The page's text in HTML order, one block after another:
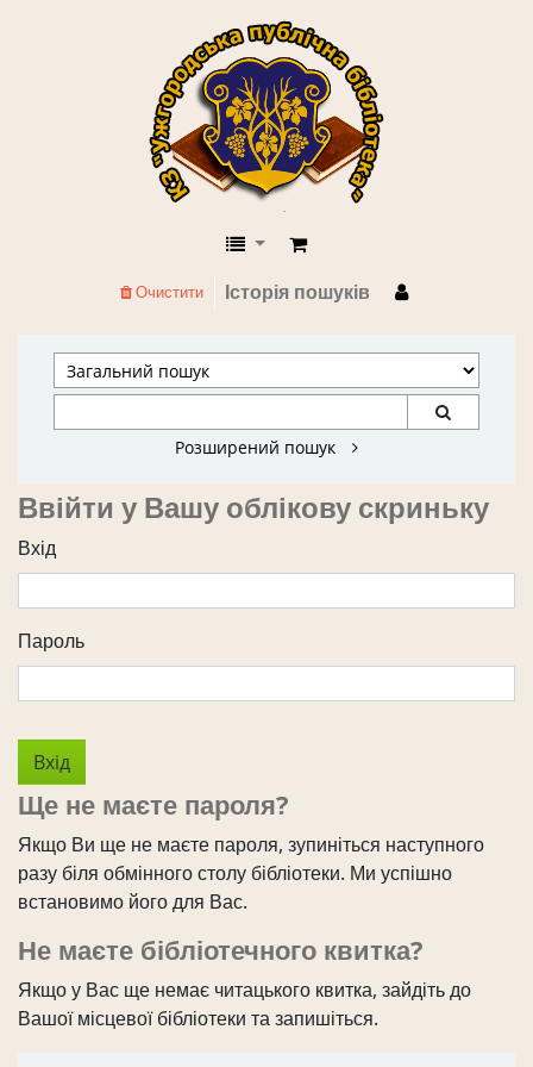
КЗ "Ужгородська публічна
Історія пошуків
Очистити
Розширений пошук
Ввійти у Вашу облікову скриньку
Вхід
Пароль
Ще не маєте пароля?
Якщо Ви ще не маєте пароля, зупиніться наступного
разу біля обмінного столу бібліотеки. Ми успішно
встановимо його для Вас.
Не маєте бібліотечного квитка?
Якщо у Вас ще немає читацького квитка, зайдіть до
Вашої місцевої бібліотеки та запишіться.